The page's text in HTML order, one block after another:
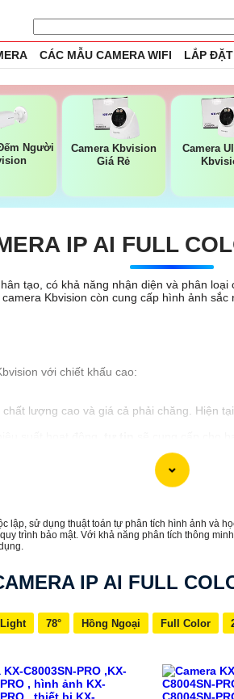
CÁC MẪU CAMERA WIFI LẮP
Người
Camera Kbvision
Giá Rẻ
Camera
IP AI FULL
tạo, có khả năng nhận diện và phân
Kbvision còn cung cấp hình ảnh
với chiết khấu cao:
lượng cao và giá cả phải chăng. Hiện
khấu cao, hãy liên hệ với chúng tôi để
lập, sử dụng thuật toán tự phân tích hình ảnh và
trình bảo mật. Với khả năng phân tích thông
IP AI FULL
78° Hồng Ngoại Full Color